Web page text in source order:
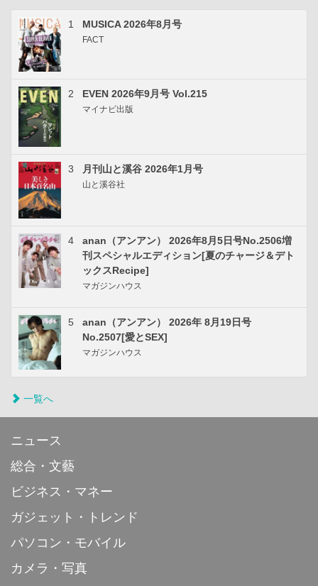
1 MUSICA 2026年8月号
FACT
2 EVEN 2026年9月号 Vol.215
マイナビ出版
3 月刊山と溪谷 2026年1月号
山と溪谷社
4
anan（アンアン） 2026年8月5日号No.2506増
刊スペシャルエディション[夏のチャージ＆デト
ックスRecipe]
マガジンハウス
5
anan（アンアン） 2026年 8月19日号
No.2507[愛とSEX]
マガジンハウス
一覧へ
ニュース
総合・文藝
ビジネス・マネー
ガジェット・トレンド
パソコン・モバイル
カメラ・写真